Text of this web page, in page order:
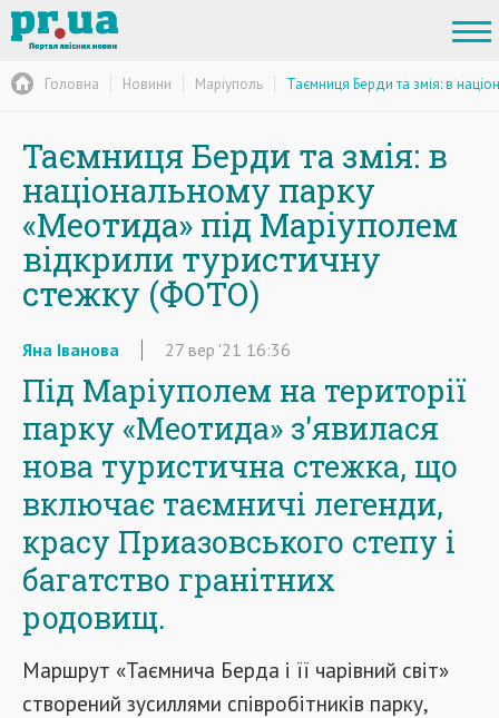
Головна Новини Маріуполь Таємниця Берди та змія: в
Таємниця Берди та змія: в
національному парку
«Меотида» під Маріуполем
відкрили туристичну
стежку (ФОТО)
Яна Іванова 27 вер '21 16:36
Під Маріуполем на території
парку «Меотида» з'явилася
нова туристична стежка, що
включає таємничі легенди,
красу Приазовського степу і
багатство гранітних
родовищ.
Маршрут «Таємнича Берда і її чарівний світ»
створений зусиллями співробітників парку,